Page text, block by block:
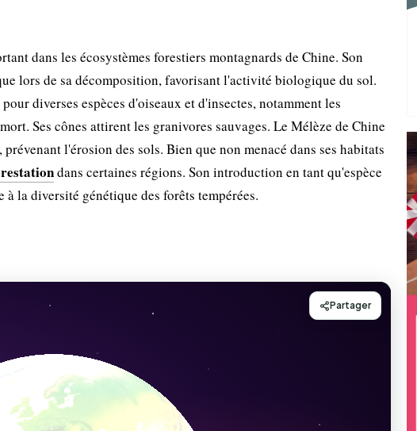
dans les écosystèmes forestiers montagnards de Chine. Son
lors de sa décomposition, favorisant l'activité biologique du sol.
diverses espèces d'oiseaux et d'insectes, notamment les
Ses cônes attirent les granivores sauvages. Le Mélèze de Chine
l'érosion des sols. Bien que non menacé dans ses habitats
dans certaines régions. Son introduction en tant qu'espèce
la diversité génétique des forêts tempérées.